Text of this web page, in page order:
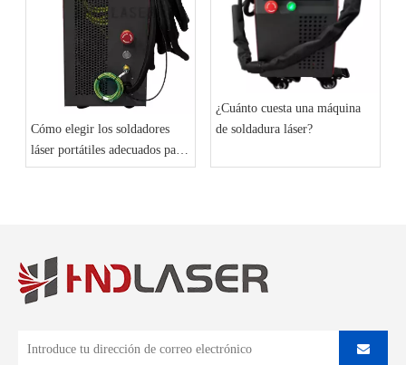
Cómo elegir los soldadores
láser portátiles adecuados para
las necesidades de su negocio
¿Cuánto cuesta una máquina
de soldadura láser?